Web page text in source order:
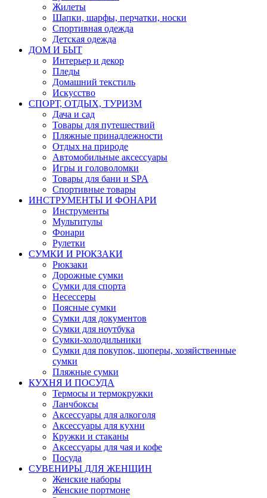
Жилеты
Шапки, шарфы, перчатки, носки
Спортивная одежда
Детская одежда
ДОМ И БЫТ
Интерьер и декор
Пледы
Домашний текстиль
Искусство
СПОРТ, ОТДЫХ, ТУРИЗМ
Дача и сад
Товары для путешествий
Пляжные принадлежности
Отдых на природе
Автомобильные аксессуары
Игры и головоломки
Товары для бани и SPA
Спортивные товары
ИНСТРУМЕНТЫ И ФОНАРИ
Инструменты
Мультитулы
Фонари
Рулетки
СУМКИ И РЮКЗАКИ
Рюкзаки
Дорожные сумки
Сумки для спорта
Несессеры
Поясные сумки
Сумки для документов
Сумки для ноутбука
Сумки-холодильники
Сумки для покупок, шоперы, хозяйственные
сумки
Пляжные сумки
КУХНЯ И ПОСУДА
Термосы и термокружки
Ланчбоксы
Аксессуары для алкоголя
Аксессуары для кухни
Кружки и стаканы
Аксессуары для чая и кофе
Посуда
СУВЕНИРЫ ДЛЯ ЖЕНЩИН
Женские наборы
Женские портмоне